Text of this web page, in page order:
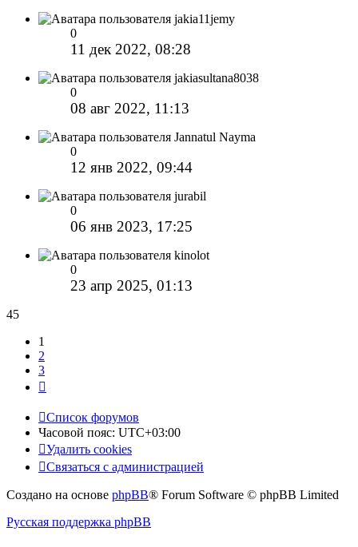
jakia11jemy
0
11 дек 2022, 08:28
jakiasultana8038
0
08 авг 2022, 11:13
Jannatul Nayma
0
12 янв 2022, 09:44
jurabil
0
06 янв 2023, 17:25
kinolot
0
23 апр 2025, 01:13
45
1
2
3
Список форумов
Часовой пояс: UTC+03:00
Удалить cookies
Связаться с администрацией
Создано на основе phpBB® Forum Software © phpBB Limited
Русская поддержка phpBB